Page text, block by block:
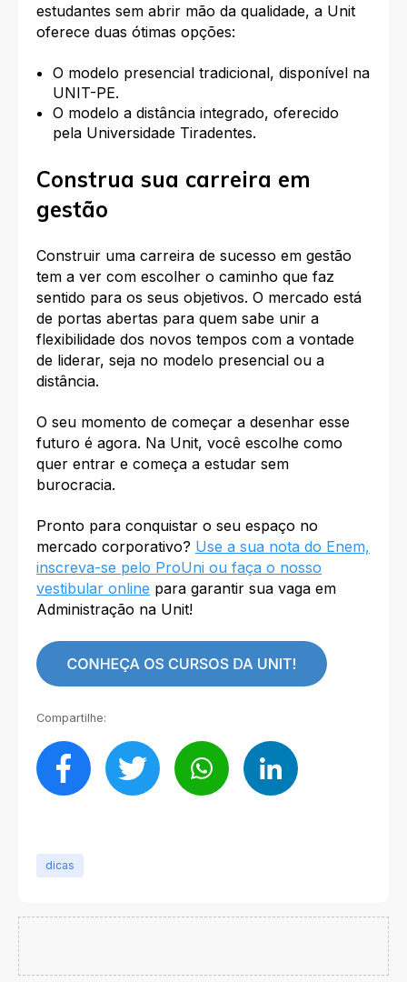
estudantes sem abrir mão da qualidade, a Unit
oferece duas ótimas opções:
O modelo presencial tradicional, disponível na
UNIT-PE.
O modelo a distância integrado, oferecido
pela Universidade Tiradentes.
Construa sua carreira em
gestão
Construir uma carreira de sucesso em gestão
tem a ver com escolher o caminho que faz
sentido para os seus objetivos. O mercado está
de portas abertas para quem sabe unir a
flexibilidade dos novos tempos com a vontade
de liderar, seja no modelo presencial ou a
distância.
O seu momento de começar a desenhar esse
futuro é agora. Na Unit, você escolhe como
quer entrar e começa a estudar sem
burocracia.
Pronto para conquistar o seu espaço no
mercado corporativo? Use a sua nota do Enem,
inscreva-se pelo ProUni ou faça o nosso
vestibular online para garantir sua vaga em
Administração na Unit!
Compartilhe:
dicas